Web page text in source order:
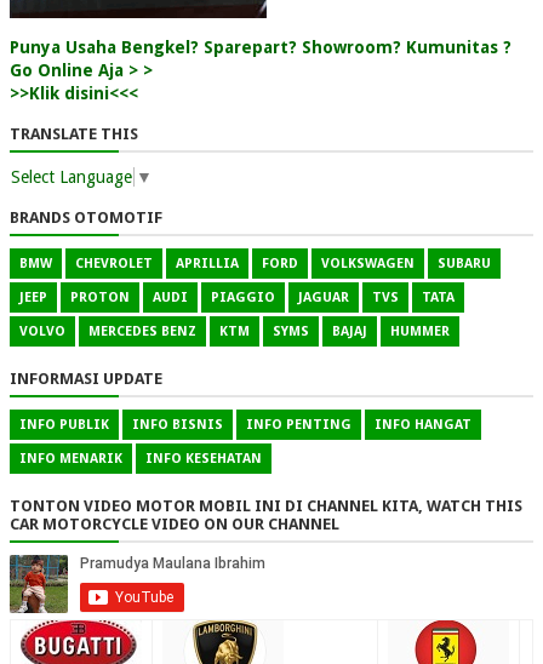
Punya Usaha Bengkel? Sparepart? Showroom? Kumunitas ?
Go Online Aja > >
>>Klik disini<<<
TRANSLATE THIS
Select Language ▼
BRANDS OTOMOTIF
BMW CHEVROLET APRILLIA FORD VOLKSWAGEN SUBARU
JEEP PROTON AUDI PIAGGIO JAGUAR TVS TATA
VOLVO MERCEDES BENZ KTM SYMS BAJAJ HUMMER
INFORMASI UPDATE
INFO PUBLIK INFO BISNIS INFO PENTING INFO HANGAT
INFO MENARIK INFO KESEHATAN
TONTON VIDEO MOTOR MOBIL INI DI CHANNEL KITA, WATCH THIS
CAR MOTORCYCLE VIDEO ON OUR CHANNEL